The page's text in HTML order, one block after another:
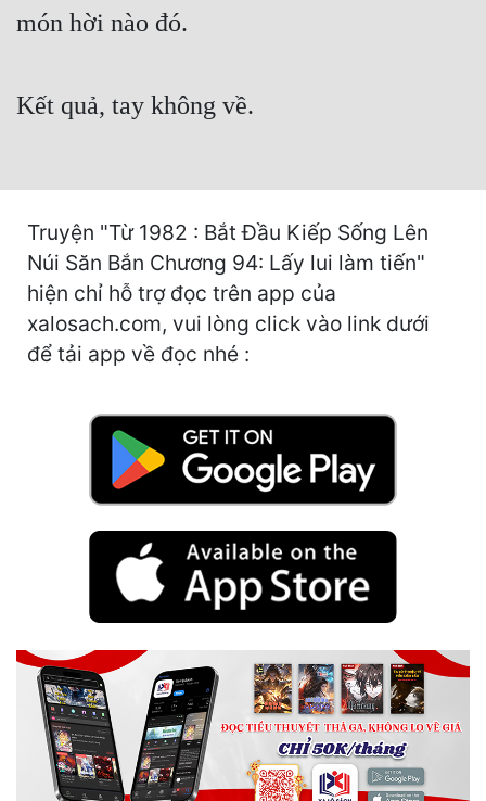
Góc Nhìn Nữ
Huyền Nghi
Hệ Thống
Học Đường
Khoa Huyễn
Lịch Sử
Mưu Mô
Mạt Thế
món hời nào đó.
Kết quả, tay không về.
Truyện "Từ 1982 : Bắt Đầu Kiếp Sống Lên
Núi Săn Bắn Chương 94: Lấy lui làm tiến"
hiện chỉ hỗ trợ đọc trên app của
xalosach.com, vui lòng click vào link dưới
để tải app về đọc nhé :